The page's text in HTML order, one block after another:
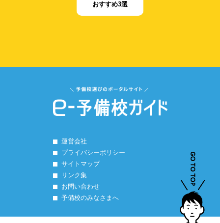
おすすめ3選
運営会社
プライバシーポリシー
サイトマップ
リンク集
お問い合わせ
予備校のみなさまへ